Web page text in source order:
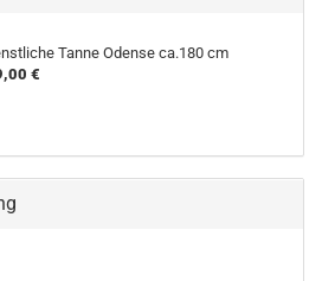
Tanne Odense ca.180 cm
€